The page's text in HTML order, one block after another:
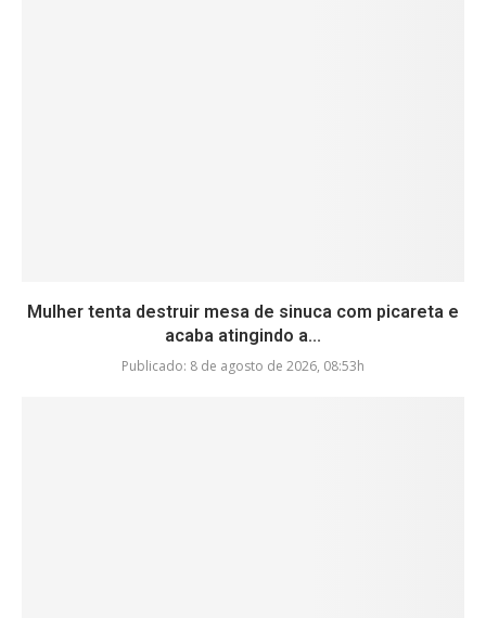
Mulher tenta destruir mesa de sinuca com picareta e
acaba atingindo a...
Publicado: 8 de agosto de 2026, 08:53h